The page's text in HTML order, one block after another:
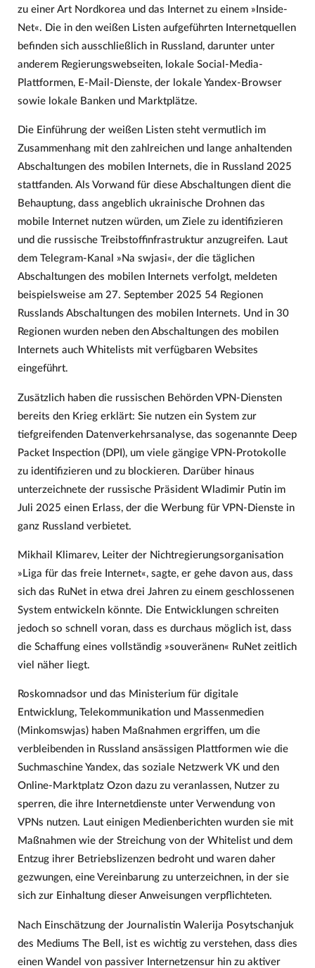
zu einer Art Nordkorea und das Internet zu einem »Inside-
Net«. Die in den weißen Listen aufgeführten Internetquellen
befinden sich ausschließlich in Russland, darunter unter
anderem Regierungswebseiten, lokale Social-Media-
Plattformen, E-Mail-Dienste, der lokale Yandex-Browser
sowie lokale Banken und Marktplätze.
Die Einführung der weißen Listen steht vermutlich im
Zusammenhang mit den zahlreichen und lange anhaltenden
Abschaltungen des mobilen Internets, die in Russland 2025
stattfanden. Als Vorwand für diese Abschaltungen dient die
Behauptung, dass angeblich ukrainische Drohnen das
mobile Internet nutzen würden, um Ziele zu identifizieren
und die russische Treibstoffinfrastruktur anzugreifen. Laut
dem Telegram-Kanal »Na swjasi«, der die täglichen
Abschaltungen des mobilen Internets verfolgt, meldeten
beispielsweise am 27. September 2025 54 Regionen
Russlands Abschaltungen des mobilen Internets. Und in 30
Regionen wurden neben den Abschaltungen des mobilen
Internets auch Whitelists mit verfügbaren Websites
eingeführt.
Zusätzlich haben die russischen Behörden VPN-Diensten
bereits den Krieg erklärt: Sie nutzen ein System zur
tiefgreifenden Datenverkehrsanalyse, das sogenannte Deep
Packet Inspection (DPI), um viele gängige VPN-Protokolle
zu identifizieren und zu blockieren. Darüber hinaus
unterzeichnete der russische Präsident Wladimir Putin im
Juli 2025 einen Erlass, der die Werbung für VPN-Dienste in
ganz Russland verbietet.
Mikhail Klimarev, Leiter der Nichtregierungsorganisation
»Liga für das freie Internet«, sagte, er gehe davon aus, dass
sich das RuNet in etwa drei Jahren zu einem geschlossenen
System entwickeln könnte. Die Entwicklungen schreiten
jedoch so schnell voran, dass es durchaus möglich ist, dass
die Schaffung eines vollständig »souveränen« RuNet zeitlich
viel näher liegt.
Roskomnadsor und das Ministerium für digitale
Entwicklung, Telekommunikation und Massenmedien
(Minkomswjas) haben Maßnahmen ergriffen, um die
verbleibenden in Russland ansässigen Plattformen wie die
Suchmaschine Yandex, das soziale Netzwerk VK und den
Online-Marktplatz Ozon dazu zu veranlassen, Nutzer zu
sperren, die ihre Internetdienste unter Verwendung von
VPNs nutzen. Laut einigen Medienberichten wurden sie mit
Maßnahmen wie der Streichung von der Whitelist und dem
Entzug ihrer Betriebslizenzen bedroht und waren daher
gezwungen, eine Vereinbarung zu unterzeichnen, in der sie
sich zur Einhaltung dieser Anweisungen verpflichteten.
Nach Einschätzung der Journalistin Walerija Posytschanjuk
des Mediums The Bell, ist es wichtig zu verstehen, dass dies
einen Wandel von passiver Internetzensur hin zu aktiver